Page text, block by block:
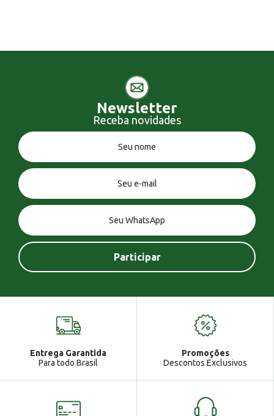
Newsletter
Receba novidades
Entrega Garantida
Para todo Brasil
Promoções
Descontos Exclusivos
Você tem uma mensagem!
Ga Atendimento
Gabrielle